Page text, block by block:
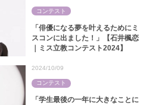
「俳優になる夢を叶えるためにミ
スコンに出ました！」【石井楓恋
｜ミス立教コンテスト2024】
コンテスト
「学生最後の一年に大きなことに
2024/10/09
コンテスト